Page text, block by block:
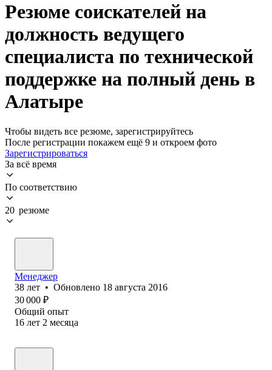
Резюме соискателей на
должность ведущего
специалиста по технической
поддержке на полный день в
Алатыре
Чтобы видеть все резюме, зарегистрируйтесь
После регистрации покажем ещё 9 и откроем фото
Зарегистрироваться
За всё время
По соответствию
20 резюме
Менеджер
38 лет • Обновлено 18 августа 2016
30 000 ₽
Общий опыт
16 лет 2 месяца